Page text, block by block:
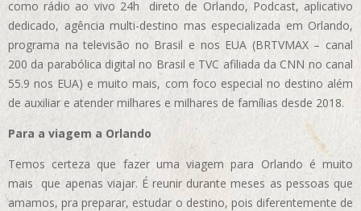
como rádio ao vivo 24h direto de Orlando, Podcast, aplicativo
dedicado, agência multi-destino mas especializada em Orlando,
programa na televisão no Brasil e nos EUA (BRTVMAX – canal
200 da parabólica digital no Brasil e TVC afiliada da CNN no canal
55.9 nos EUA) e muito mais, com foco especial no destino além
de auxiliar e atender milhares e milhares de famílias desde 2018.
Para a viagem a Orlando
Temos certeza que fazer uma viagem para Orlando é muito
mais que apenas viajar. É reunir durante meses as pessoas que
amamos, pra preparar, estudar o destino, pois diferentemente de